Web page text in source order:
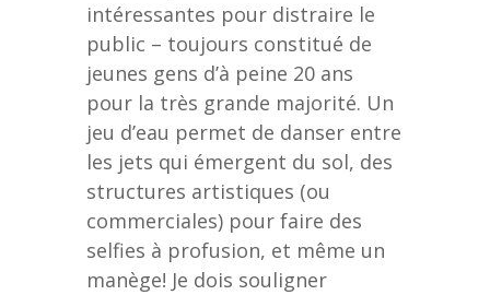
intéressantes pour distraire le
public – toujours constitué de
jeunes gens d’à peine 20 ans
pour la très grande majorité. Un
jeu d’eau permet de danser entre
les jets qui émergent du sol, des
structures artistiques (ou
commerciales) pour faire des
selfies à profusion, et même un
manège! Je dois souligner